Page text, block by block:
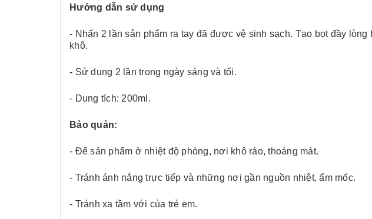
Hướng dẫn sử dụng
- Nhấn 2 lần sản phẩm ra tay đã được vệ sinh sạch. Tạo bọt đầy
khô.
- Sử dụng 2 lần trong ngày sáng và tối.
- Dung tích: 200ml.
Bảo quản:
- Để sản phẩm ở nhiệt độ phòng, nơi khô ráo, thoáng mát.
- Tránh ánh nắng trực tiếp và những nơi gần nguồn nhiệt, ẩm mốc.
- Tránh xa tầm với của trẻ em.